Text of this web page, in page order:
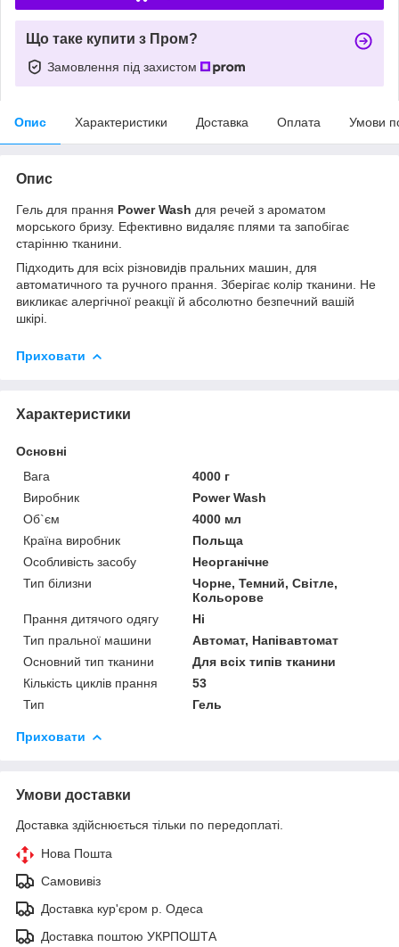
Що таке купити з Пром?
Замовлення під захистом
Опис Характеристики Доставка Оплата Умови
Опис
Гель для прання Power Wash для речей з ароматом
морського бризу. Ефективно видаляє плями та запобігає
старінню тканини.
Підходить для всіх різновидів пральних машин, для
автоматичного та ручного прання. Зберігає колір тканини. Не
викликає алергічної реакції й абсолютно безпечний вашій
шкірі.
Приховати
Характеристики
Основні
Вага
4000 г
Виробник
Power Wash
Об`єм
4000 мл
Країна виробник
Польща
Особливість засобу
Неорганічне
Тип білизни
Чорне, Темний, Світле,
Кольорове
Прання дитячого одягу
Ні
Тип пральної машини
Автомат, Напівавтомат
Основний тип тканини
Для всіх типів тканини
Кількість циклів прання
53
Тип
Гель
Приховати
Умови доставки
Доставка здійснюється тільки по передоплаті.
Нова Пошта
Самовивіз
Доставка кур'єром р. Одеса
Доставка поштою УКРПОШТА